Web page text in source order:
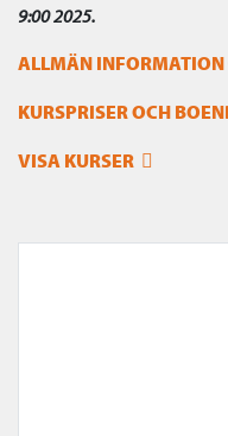
9:00 2025.
ALLMÄN
KURSPRISER OCH
VISA KURSER